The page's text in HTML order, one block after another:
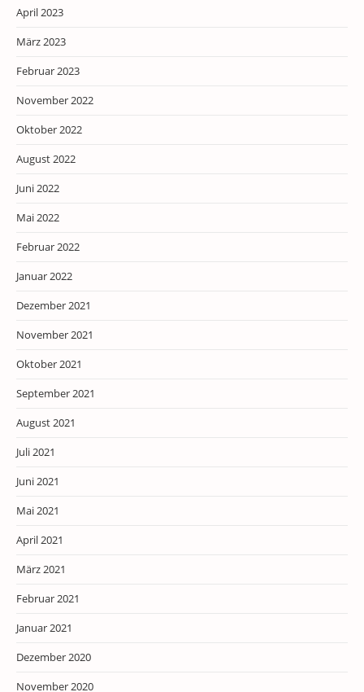
April 2023
März 2023
Februar 2023
November 2022
Oktober 2022
August 2022
Juni 2022
Mai 2022
Februar 2022
Januar 2022
Dezember 2021
November 2021
Oktober 2021
September 2021
August 2021
Juli 2021
Juni 2021
Mai 2021
April 2021
März 2021
Februar 2021
Januar 2021
Dezember 2020
November 2020